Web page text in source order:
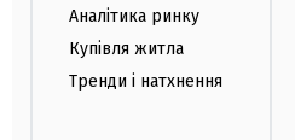
Аналітика ринку
Купівля житла
Тренди і натхнення